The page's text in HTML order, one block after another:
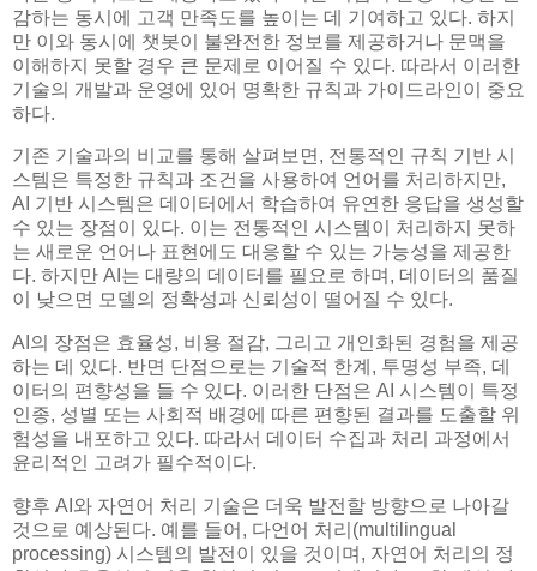
감하는 동시에 고객 만족도를 높이는 데 기여하고 있다. 하지
만 이와 동시에 챗봇이 불완전한 정보를 제공하거나 문맥을
이해하지 못할 경우 큰 문제로 이어질 수 있다. 따라서 이러한
기술의 개발과 운영에 있어 명확한 규칙과 가이드라인이 중요
하다.
기존 기술과의 비교를 통해 살펴보면, 전통적인 규칙 기반 시
스템은 특정한 규칙과 조건을 사용하여 언어를 처리하지만,
AI 기반 시스템은 데이터에서 학습하여 유연한 응답을 생성할
수 있는 장점이 있다. 이는 전통적인 시스템이 처리하지 못하
는 새로운 언어나 표현에도 대응할 수 있는 가능성을 제공한
다. 하지만 AI는 대량의 데이터를 필요로 하며, 데이터의 품질
이 낮으면 모델의 정확성과 신뢰성이 떨어질 수 있다.
AI의 장점은 효율성, 비용 절감, 그리고 개인화된 경험을 제공
하는 데 있다. 반면 단점으로는 기술적 한계, 투명성 부족, 데
이터의 편향성을 들 수 있다. 이러한 단점은 AI 시스템이 특정
인종, 성별 또는 사회적 배경에 따른 편향된 결과를 도출할 위
험성을 내포하고 있다. 따라서 데이터 수집과 처리 과정에서
윤리적인 고려가 필수적이다.
향후 AI와 자연어 처리 기술은 더욱 발전할 방향으로 나아갈
것으로 예상된다. 예를 들어, 다언어 처리(multilingual
processing) 시스템의 발전이 있을 것이며, 자연어 처리의 정